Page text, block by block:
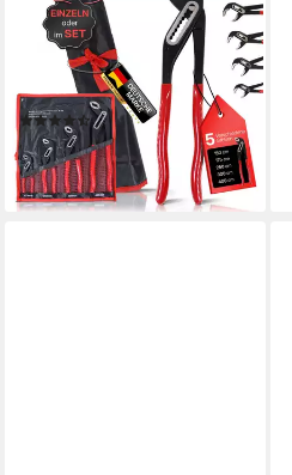
Wasserpumpenzange
Wasserpumpenzange, 1-tlg.,
Rohrzange Klempnerzange
Greifzange Zangenschlüssel
(2)
ab 15,49 €
lieferbar - in 3-4 Werktagen bei dir